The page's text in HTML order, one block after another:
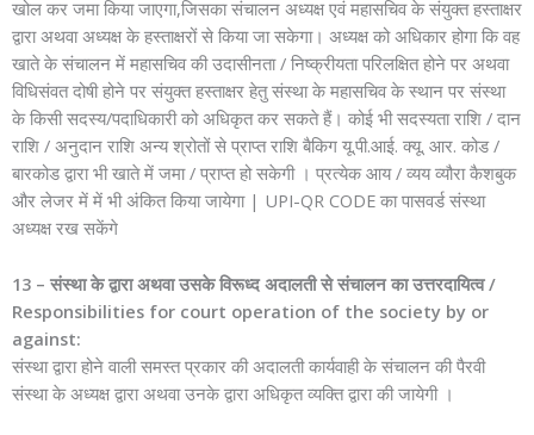
खोल कर जमा किया जाएगा,जिसका संचालन अध्यक्ष एवं महासचिव के संयुक्त हस्ताक्षर
द्वारा अथवा अध्यक्ष के हस्ताक्षरों से किया जा सकेगा। अध्यक्ष को अधिकार होगा कि वह
खाते के संचालन में महासचिव की उदासीनता / निष्क्रीयता परिलक्षित होने पर अथवा
विधिसंवत दोषी होने पर संयुक्त हस्ताक्षर हेतु संस्था के महासचिव के स्थान पर संस्था
के किसी सदस्य/पदाधिकारी को अधिकृत कर सकते हैं। कोई भी सदस्यता राशि / दान
राशि / अनुदान राशि अन्य श्रोतों से प्राप्त राशि बैकिग यू.पी.आई. क्यू. आर. कोड /
बारकोड द्वारा भी खाते में जमा / प्राप्त हो सकेगी । प्रत्येक आय / व्यय व्यौरा कैशबुक
और लेजर में में भी अंकित किया जायेगा | UPI-QR CODE का पासवर्ड संस्था
अध्यक्ष रख सकेंगे
13 – संस्था के द्वारा अथवा उसके विरूध्द अदालती से संचालन का उत्तरदायित्व /
Responsibilities for court operation of the society by or
against:
संस्था द्वारा होने वाली समस्त प्रकार की अदालती कार्यवाही के संचालन की पैरवी
संस्था के अध्यक्ष द्वारा अथवा उनके द्वारा अधिकृत व्यक्ति द्वारा की जायेगी ।